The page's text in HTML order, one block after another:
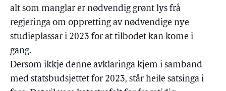
alt som manglar er nødvendig grønt lys frå
regjeringa om oppretting av nødvendige nye
studieplassar i 2023 for at tilbodet kan kome i
gang.
Dersom ikkje denne avklaringa kjem i samband
med statsbudsjettet for 2023, står heile satsinga i